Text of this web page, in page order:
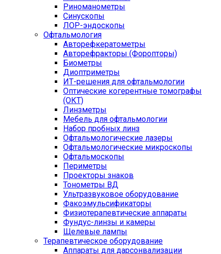
Риноманометры
Синускопы
ЛОР-эндоскопы
Офтальмология
Авторефкератометры
Авторефракторы (Форопторы)
Биометры
Диоптриметры
ИТ-решения для офтальмологии
Оптические когерентные томографы
(ОКТ)
Линзметры
Мебель для офтальмологии
Набор пробных линз
Офтальмологические лазеры
Офтальмологические микроскопы
Офтальмоскопы
Периметры
Проекторы знаков
Тонометры ВД
Ультразвуковое оборудование
Факоэмульсификаторы
Физиотерапевтические аппараты
Фундус-линзы и камеры
Щелевые лампы
Терапевтическое оборудование
Аппараты для дарсонвализации